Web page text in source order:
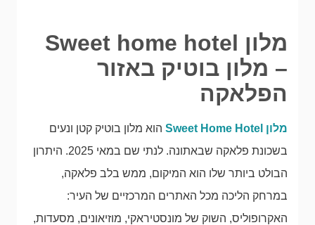
מלון Sweet home hotel
– מלון בוטיק באזור
הפלאקה
מלון Sweet Home Hotel
הוא מלון בוטיק קטן ונעים
בשכונת פלאקה שבאתונה. לנתי שם במאי 2025. היתרון
הבולט ביותר שלו הוא המיקום, ממש בלב פלאקה,
במרחק הליכה מכל האתרים המרכזיים של העיר:
האקרופוליס, השוק של מונסטיראקי, מוזיאונים, מסעדות,